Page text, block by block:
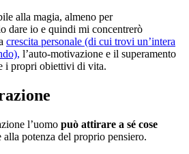
alla magia, almeno per
dare io e quindi mi concentrerò
crescita personale (di cui trovi un’intera
l’auto-motivazione e il superamento
i propri obiettivi di vita.
l’uomo può attirare a sé cose
alla potenza del proprio pensiero.